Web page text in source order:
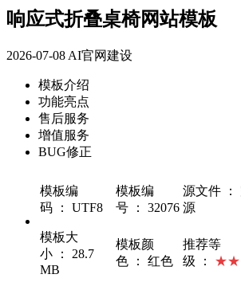
响应式折叠桌椅网站模板
2026-07-08 AI官网建设
模板介绍
功能亮点
售后服务
增值服务
BUG修正
模板编
码 ： UTF8
模板编
号 ： 32076
源文件 ：
源
模板大
小 ： 28.7
MB
模板颜
色 ： 红色
推荐等
级 ：